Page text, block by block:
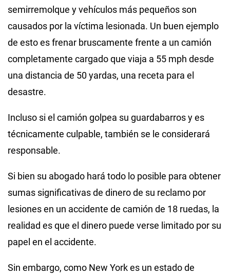
semirremolque y vehículos más pequeños son
causados por la víctima lesionada. Un buen ejemplo
de esto es frenar bruscamente frente a un camión
completamente cargado que viaja a 55 mph desde
una distancia de 50 yardas, una receta para el
desastre.
Incluso si el camión golpea su guardabarros y es
técnicamente culpable, también se le considerará
responsable.
Si bien su abogado hará todo lo posible para obtener
sumas significativas de dinero de su reclamo por
lesiones en un accidente de camión de 18 ruedas, la
realidad es que el dinero puede verse limitado por su
papel en el accidente.
Sin embargo, como New York es un estado de